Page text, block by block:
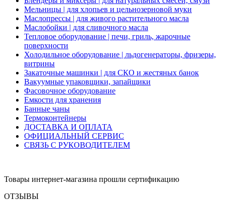
Мельницы | для хлопьев и цельнозерновой муки
Маслопрессы | для живого растительного масла
Маслобойки | для сливочного масла
Тепловое оборудование | печи, гриль, жарочные
поверхности
Холодильное оборудование | льдогенераторы, фризеры,
витрины
Закаточные машинки | для СКО и жестяных банок
Вакуумные упаковщики, запайщики
Фасовочное оборудование
Емкости для хранения
Банные чаны
Термоконтейнеры
ДОСТАВКА И ОПЛАТА
ОФИЦИАЛЬНЫЙ СЕРВИС
СВЯЗЬ С РУКОВОДИТЕЛЕМ
Товары интернет-магазина прошли сертификацию
ОТЗЫВЫ